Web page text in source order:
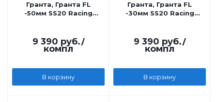
Гранта, Гранта FL
-50мм SS20 Racing
9 390 руб./
компл
В корзину
Гранта, Гранта FL
-30мм SS20 Racing
9 390 руб./
компл
В корзину